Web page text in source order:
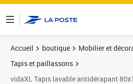
Accueil boutique Mobilier et
Tapis et paillassons
vidaXL Tapis lavable antidérapant